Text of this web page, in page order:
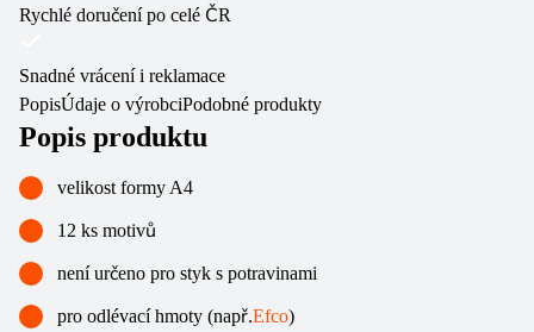
Rychlé doručení po celé ČR
Snadné vrácení i reklamace
PopisÚdaje o výrobciPodobné produkty
Popis produktu
velikost formy A4
12 ks motivů
není určeno pro styk s potravinami
pro odlévací hmoty (např.Efco)